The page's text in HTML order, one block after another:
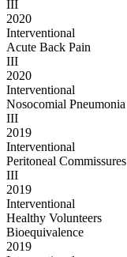
III
2020
Interventional
Acute Back Pain
III
2020
Interventional
Nosocomial Pneumonia
III
2019
Interventional
Peritoneal Commissures
III
2019
Interventional
Healthy Volunteers
Bioequivalence
2019